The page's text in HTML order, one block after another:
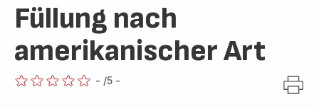
Füllung nach
amerikanischer Art
- /5 -